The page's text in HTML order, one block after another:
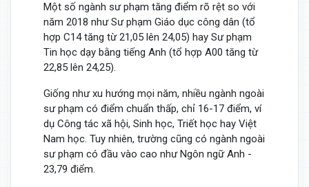
Một số ngành sư phạm tăng điểm rõ rệt so với
năm 2018 như Sư phạm Giáo dục công dân (tổ
hợp C14 tăng từ 21,05 lên 24,05) hay Sư phạm
Tin học dạy bằng tiếng Anh (tổ hợp A00 tăng từ
22,85 lên 24,25).
Giống như xu hướng mọi năm, nhiều ngành ngoài
sư phạm có điểm chuẩn thấp, chỉ 16-17 điểm, ví
dụ Công tác xã hội, Sinh học, Triết học hay Việt
Nam học. Tuy nhiên, trường cũng có ngành ngoài
sư phạm có đầu vào cao như Ngôn ngữ Anh -
23,79 điểm.